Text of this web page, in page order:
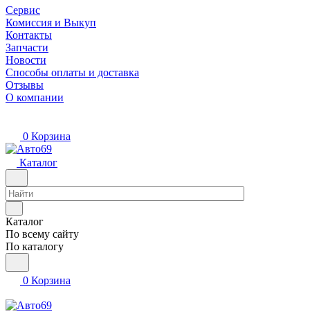
Сервис
Комиссия и Выкуп
Контакты
Запчасти
Новости
Способы оплаты и доставка
Отзывы
О компании
0 Корзина
Каталог
Каталог
По всему сайту
По каталогу
0 Корзина